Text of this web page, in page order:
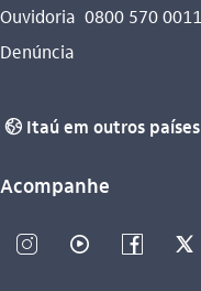
Ouvidoria 0800 570 0011
Denúncia
globo_outline Itaú em outros países
Acompanhe
instagram_outline video_outline facebook_outline twitter_outline